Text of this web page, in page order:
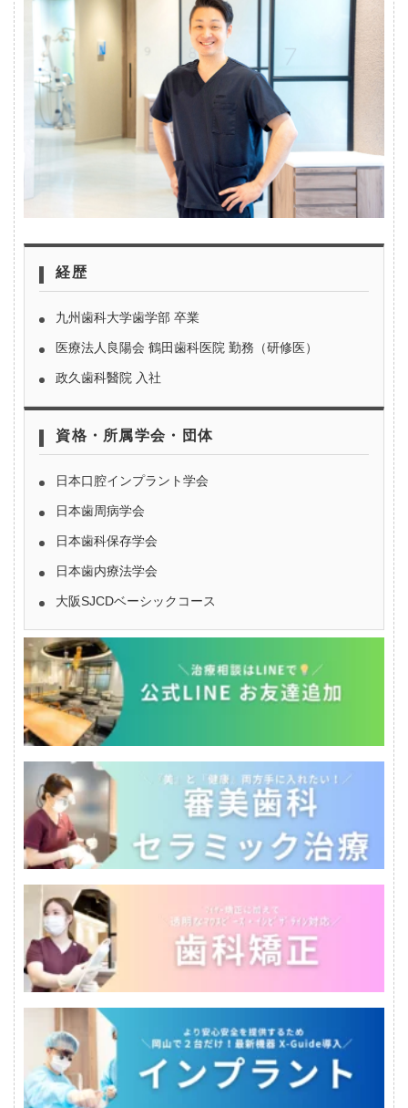
経歴
九州歯科大学歯学部 卒業
医療法人良陽会 鶴田歯科医院 勤務（研修医）
政久歯科醫院 入社
資格・所属学会・団体
日本口腔インプラント学会
日本歯周病学会
日本歯科保存学会
日本歯内療法学会
大阪SJCDベーシックコース